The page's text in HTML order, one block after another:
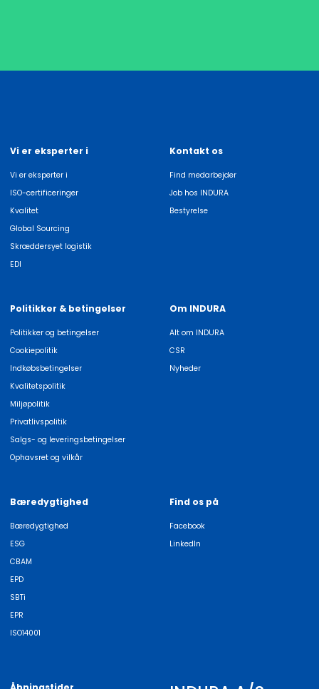
Vi er eksperter i
Vi er eksperter i
ISO-certificeringer
Kvalitet
Global Sourcing
Skræddersyet logistik
EDI
Kontakt os
Find medarbejder
Job hos INDURA
Bestyrelse
Politikker & betingelser
Politikker og betingelser
Cookiepolitik
Indkøbsbetingelser
Kvalitetspolitik
Miljøpolitik
Privatlivspolitik
Salgs- og leveringsbetingelser
Ophavsret og vilkår
Om INDURA
Alt om INDURA
CSR
Nyheder
Bæredygtighed
Bæredygtighed
ESG
CBAM
EPD
SBTi
EPR
ISO14001
Find os på
Facebook
LinkedIn